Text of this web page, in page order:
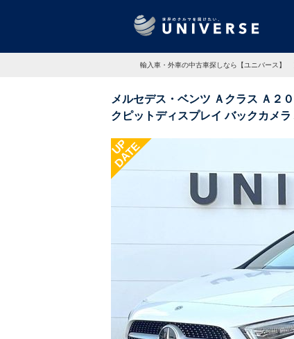
輸入車・外車の中古車探しなら【ユニバース】
メルセデス・ベンツ Ａクラス Ａ２
クピットディスプレイ バックカメ
UP
DATE